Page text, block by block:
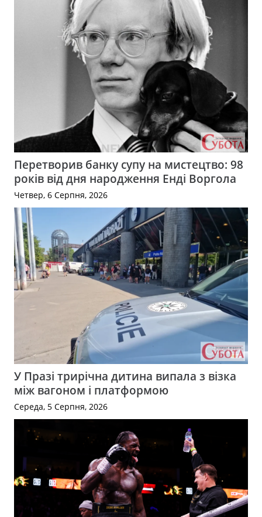
Перетворив банку супу на мистецтво: 98
років від дня народження Енді Воргола
Четвер, 6 Серпня, 2026
У Празі трирічна дитина випала з візка
між вагоном і платформою
Середа, 5 Серпня, 2026